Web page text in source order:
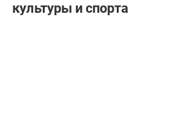
культуры и спорта